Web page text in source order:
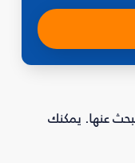
عنها. يمكنك